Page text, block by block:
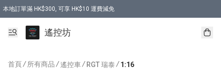
本地訂單滿 HK$300, 可享 HK$10 運費減免
購買 7.6V 6500mah 70C 電池 送 7.6V USB充電器
遙控坊
首頁/ 所有商品 /遙控車/ RGT 瑞泰/ 1:16